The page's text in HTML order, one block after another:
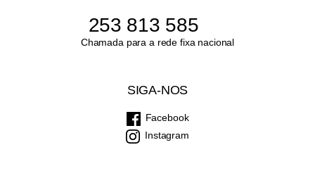
253 813 585
Chamada para a rede fixa nacional
SIGA-NOS
Facebook
Instagram